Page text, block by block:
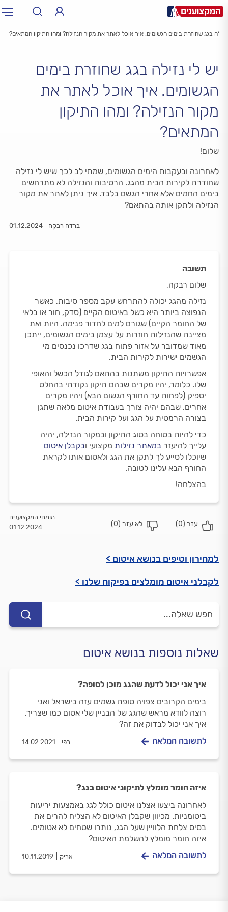
עיר: תל אביב, חיפה…
נזילה בגג שחוזרת בימים הגשומים. איך אוכל לאתר את מקור הנזילה? ומהו התיקון המתאים?
יש לי נזילה בגג שחוזרת בימים
הגשומים. איך אוכל לאתר את
מקור הנזילה? ומהו התיקון
המתאים?
שלום!
לאחרונה ובעקבות הימים הגשומים, שמתי לב לכך שיש לי נזילה
שחודרת לקירות הבית מהגג. הרטיבות והנזילה לא מתרחשים
בימים החמים אלא אחרי הגשם בלבד. איך ניתן לאתר את מקור
הנזילה ולתקן אותה בהתאם?
ברדה רבקה 01.12.2024
תשובה
שלום רבקה,
נזילה מהגג יכולה להתרחש עקב מספר סיבות, כאשר
הנפוצה ביותר היא כשל באיטום הקיים (סדק, חור או בלאי
של החומר הקיים) שגורם למים לחדור פנימה. היות ואת
מציינת שהנזילות חוזרות על עצמן בימים הגשומים, ייתכן
מאוד שמדובר על אזור פתוח בגג שדרכו נכנסים מי
הגשמים ישירות לקירות הבית.
אפשרויות התיקון משתנות בהתאם לגודל הכשל והאופי
שלו. כלומר, יהיו מקרים שבהם תיקון נקודתי בהחלט
יספיק (לפחות עד החורף הגשום הבא) ויהיו מקרים
אחרים, שבהם יהיה צורך בעבודת איטום מלאה שתגן
בצורה הרמטית על הגג ועל קירות הבית.
כדי להיות בטוחה בסוג התיקון ובמקור הנזילה, יהיה
עלייך להיעזר במאתר נזילות מקצועי ובקבלן איטום
שיוכלו לסייע לך לתקן את הגג ולאטום אותו לקראת
החורף הבא עלינו לטובה.
בהצלחה!
0
)
0
)
מומחי המקצוענים
01.12.2024
למחירון וטיפים בנושא איטום >
לקבלני איטום מומלצים בפיקוח שלנו >
שאלות נוספות בנושא איטום
איך אני יכול לדעת שהגג מוכן לסופה?
בימים הקרובים צפויה סופת גשמים עזה בישראל ואני
רוצה לוודא מראש שהגג של הבניין שלי אטום כמו שצריך.
איך אני יכול לבדוק את זה?
רפי 14.02.2021 לתשובה המלאה
איזה חומר מומלץ לתיקוני איטום בגג?
לאחרונה ביצעו אצלנו איטום כולל לגג באמצעות יריעות
ביטומניות. מכיוון שקבלן האיטום לא הצליח להרים את
בסיס צלחת הלוויין שעל הגג, נותרו שטחים לא אטומים.
איזה חומר מומלץ להשלמת האיטום?
אריק 10.11.2019 לתשובה המלאה